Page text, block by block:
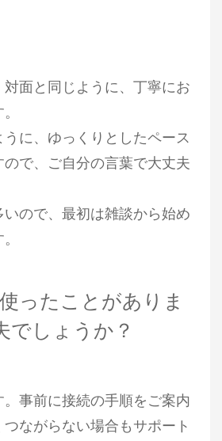
対面と同じように、丁寧にお
に、ゆっくりとしたペース
で、ご自分の言葉で大丈夫
ので、最初は雑談から始め
ったことがありま
でしょうか？
事前に接続の手順をご案内
つながらない場合もサポート